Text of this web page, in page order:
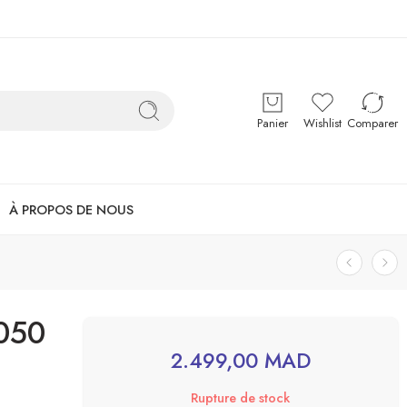
Panier Wishlist Comparer
À PROPOS DE NOUS
2.499,00 MAD
Rupture de stock